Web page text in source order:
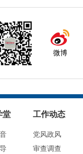
微博
堂 工作动态
党风政风
审查调查